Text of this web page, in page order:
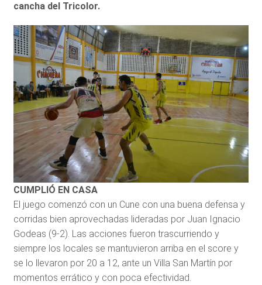
cancha del Tricolor.
CUMPLIÓ EN CASA
El juego comenzó con un Cune con una buena defensa y
corridas bien aprovechadas lideradas por Juan Ignacio
Godeas (9-2). Las acciones fueron trascurriendo y
siempre los locales se mantuvieron arriba en el score y
se lo llevaron por 20 a 12, ante un Villa San Martín por
momentos errático y con poca efectividad.